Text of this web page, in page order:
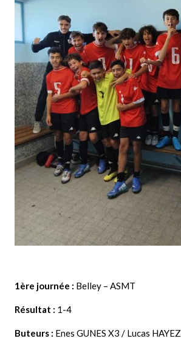
1ère journée : Belley – ASMT
Résultat : 1-4
Buteurs : Enes GUNES X3 / Lucas HAYEZ